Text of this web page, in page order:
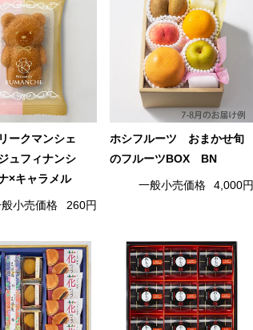
ークマンシェ
ュフィナンシ
×キャラメル
小売価格 260円
ホシフルーツ おまかせ旬
のフルーツBOX BN
一般小売価格 4,000円